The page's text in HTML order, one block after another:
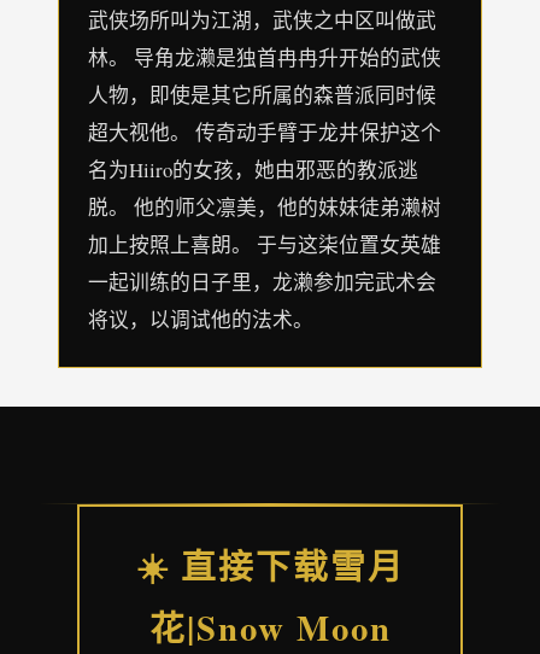
武侠场所叫为江湖，武侠之中区叫做武
林。 导角龙濑是独首冉冉升开始的武侠
人物，即使是其它所属的森普派同时候
超大视他。 传奇动手臂于龙井保护这个
名为Hiiro的女孩，她由邪恶的教派逃
脱。 他的师父凛美，他的妹妹徒弟濑树
加上按照上喜朗。 于与这柒位置女英雄
一起训练的日子里，龙濑参加完武术会
将议，以调试他的法术。
☀️ 直接下载雪月
花|Snow Moon